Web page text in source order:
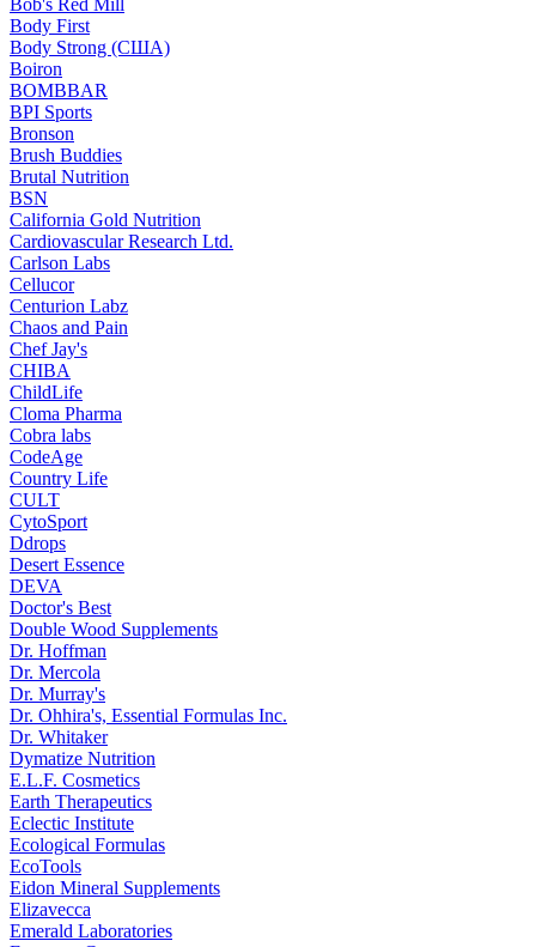
Body First
Body Strong (США)
Boiron
BOMBBAR
BPI Sports
Bronson
Brush Buddies
Brutal Nutrition
BSN
California Gold Nutrition
Cardiovascular Research Ltd.
Carlson Labs
Cellucor
Centurion Labz
Chaos and Pain
Chef Jay's
CHIBA
ChildLife
Cloma Pharma
Cobra labs
CodeAge
Country Life
CULT
CytoSport
Ddrops
Desert Essence
DEVA
Doctor's Best
Double Wood Supplements
Dr. Hoffman
Dr. Mercola
Dr. Murray's
Dr. Ohhira's, Essential Formulas Inc.
Dr. Whitaker
Dymatize Nutrition
E.L.F. Cosmetics
Earth Therapeutics
Eclectic Institute
Ecological Formulas
EcoTools
Eidon Mineral Supplements
Elizavecca
Emerald Laboratories